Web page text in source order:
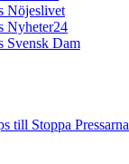
Nöjeslivet
Nyheter24
Svensk Dam
till Stoppa Pressarna